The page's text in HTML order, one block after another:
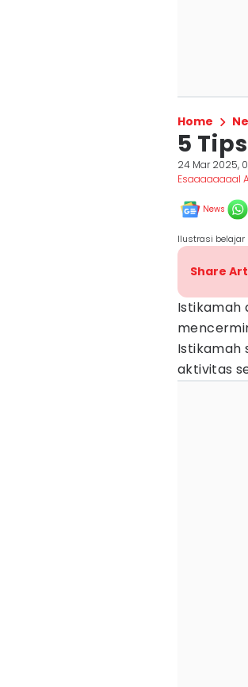
Home
5
24 Mar 2025,
Esaaaaaaaal
News
Ilustrasi belajar
Share
Istikamah
Istikamah
aktivitas